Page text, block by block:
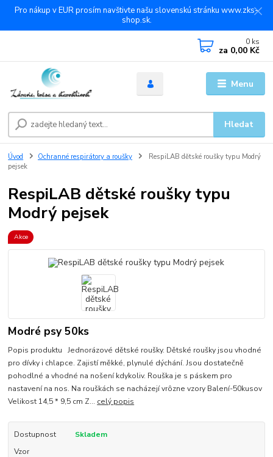
Pro nákup v EUR prosím navštivte našu slovenskú stránku www.zks-
shop.sk.
Menu
Hledat
0 ks
za 0,00 Kč
Úvod Ochranné respirátory a roušky
RespiLAB dětské roušky typu Modrý
pejsek
RespiLAB dětské roušky typu
Modrý pejsek
Akce
Modré psy 50ks
Popis produktu Jednorázové dětské roušky. Dětské roušky jsou vhodné
pro dívky i chlapce. Zajistí měkké, plynulé dýchání. Jsou dostatečně
pohodlné a vhodné na nošení kdykoliv. Rouška je s páskem pro
nastavení na nos. Na rouškách se nacházejí vrôzne vzory Balení-50kusov
Velikost 14,5 * 9,5 cm Z... celý popis
Dostupnost
Skladem
Vzor